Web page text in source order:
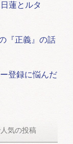
蓮とルタ
『正義』の話
登録に悩んだ
人気の投稿